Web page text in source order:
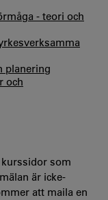
- teori och
planering
och
som
är icke-
att maila en